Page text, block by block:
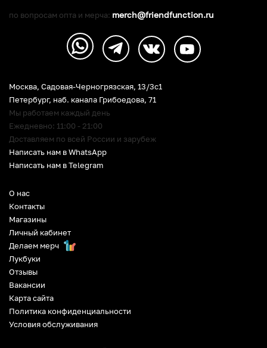
О нас
Контакты
Магазины
Личный кабинет
Делаем мерч
Лукбуки
Отзывы
Вакансии
Карта сайта
Политика конфиденциальности
Условия обслуживания
Москва, Садовая-Черногрязская, 13/3c1
Петербург, наб. канала Грибоедова, 71
Мы работаем каждый день
Ежедневно: 11:00 - 21:00
Доставляем по всей России и зарубеж
Написать нам в WhatsApp
Написать нам в Telegram
по вопросам опта и мерча: merch@friendfunction.ru